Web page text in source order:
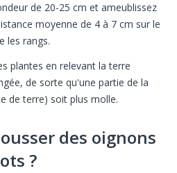
de 20-25 cm et ameublissez
moyenne de 4 à 7 cm sur le
les rangs.
plantes en relevant la terre
de sorte qu'une partie de la
de terre) soit plus molle.
des oignons
?